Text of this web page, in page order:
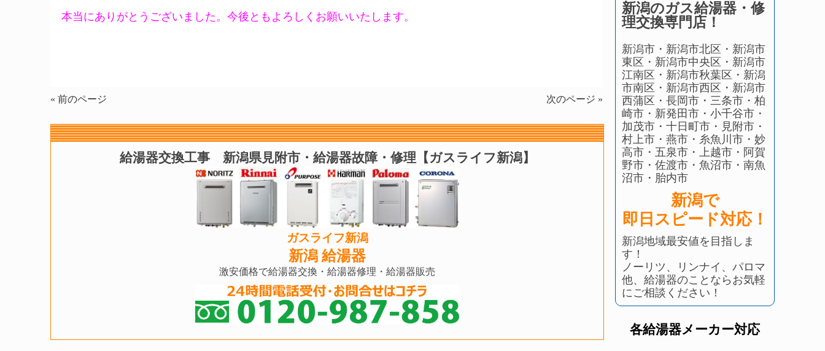
本当にありがとうございました。今後ともよろしくお願いいたします。
« 前のページ 次のページ »
給湯器交換工事 新潟県見附市・給湯器故障・修理【ガスライフ新潟】
ガスライフ新潟
新潟 給湯器
激安価格で給湯器交換・給湯器修理・給湯器販売
新潟のガス給湯器・修
理交換専門店！
新潟市・新潟市北区・新潟市
東区・新潟市中央区・新潟市
江南区・新潟市秋葉区・新潟
市南区・新潟市西区・新潟市
西蒲区・長岡市・三条市・柏
崎市・新発田市・小千谷市・
加茂市・十日町市・見附市・
村上市・燕市・糸魚川市・妙
高市・五泉市・上越市・阿賀
野市・佐渡市・魚沼市・南魚
沼市・胎内市
新潟で
即日スピード対応！
新潟地域最安値を目指しま
す！
ノーリツ、リンナイ、パロマ
他、給湯器のことならお気軽
にご相談ください！
各給湯器メーカー対応